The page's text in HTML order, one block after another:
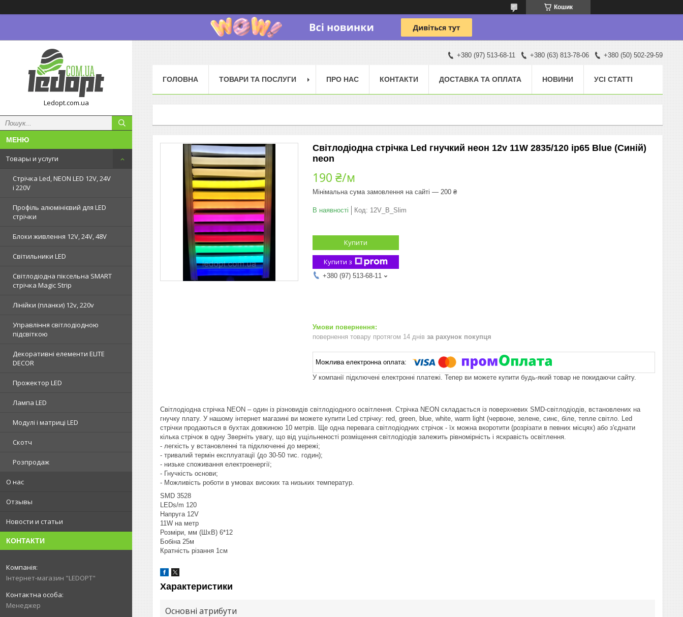
Кошик
Ledopt.com.ua
Товары и услуги
Стрічка Led, NEON LED 12V, 24V
і 220V
Профіль алюмінієвий для LED
стрічки
Блоки живлення 12V, 24V, 48V
Світильники LED
Світлодіодна піксельна SMART
стрічка Magic Strip
Лінійки (планки) 12v, 220v
Управління світлодіодною
підсвіткою
Декоративні елементи ELITE
DECOR
Прожектор LED
Лампа LED
Модулі і матриці LED
Скотч
Розпродаж
О нас
Отзывы
Новости и статьи
КОНТАКТИ
Інтернет-магазин "LEDOPT"
Менеджер
+380 (97) 513-68-11 +380 (63) 813-78-06 +380 (50) 502-29-59
ГОЛОВНА ТОВАРИ ТА ПОСЛУГИ ПРО НАС КОНТАКТИ ДОСТАВКА ТА ОПЛАТА НОВИНИ УСІ СТАТТІ
Світлодіодна стрічка Led гнучкий неон 12v 11W 2835/120 ip65 Blue (Синій)
neon
190 ₴/м
Мінімальна сума замовлення на сайті — 200 ₴
В наявності Код: 12V_B_Slim
Купити
Купити з
+380 (97) 513-68-11
повернення товару протягом 14 днів за рахунок покупця
У компанії підключені електронні платежі. Тепер ви можете купити будь-який товар не покидаючи сайту.
Світлодіодна стрічка NEON – один із різновидів світлодіодного освітлення. Стрічка NEON складається із поверхневих SMD-світлодіодів, встановлених на
гнучку плату. У нашому інтернет магазині ви можете купити Led стрічку: red, green, blue, white, warm light (червоне, зелене, синє, біле, тепле світло. Led
стрічки продаються в бухтах довжиною 10 метрів. Ще одна перевага світлодіодних стрічок - їх можна вкоротити (розрізати в певних місцях) або з'єднати
кілька стрічок в одну Зверніть увагу, що від ущільненості розміщення світлодіодів залежить рівномірність і яскравість освітлення.
- легкість у встановленні та підключенні до мережі;
- тривалий термін експлуатації (до 30-50 тис. годин);
- низьке споживання електроенергії;
- Гнучкість основи;
- Можливість роботи в умовах високих та низьких температур.
SMD 3528
LEDs/m 120
Напруга 12V
11W на метр
Розміри, мм (ШхВ) 6*12
Бобіна 25м
Кратність різання 1см
Характеристики
Основні атрибути